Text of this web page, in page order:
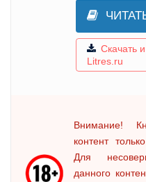
Скачать
Litres.ru
Внимание!
контент
Для
данного